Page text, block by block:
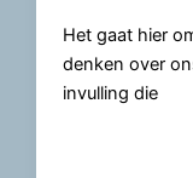
Het gaat hier
denken over
invulling die